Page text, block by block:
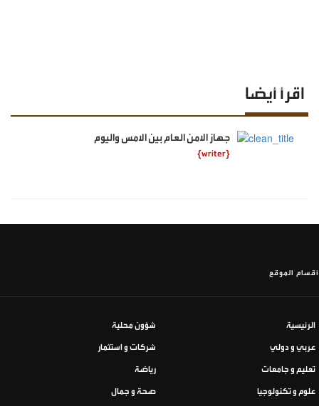
اقرأ أيضا
جهاز الامن العام بين الامس واليوم
{writer}
أقسام الموقع
الرئيسية شؤون محلية
عربي و دولي شركات و استثمار
تعليم و جامعات رياضة
علوم و تكنولوجيا صحة و جمال